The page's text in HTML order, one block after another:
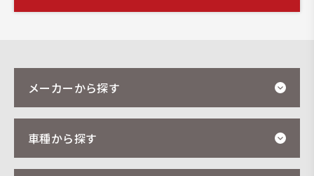
メーカーから探す
車種から探す